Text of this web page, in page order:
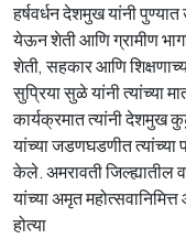
हर्षवर्धन देशमुख यांनी
येऊन शेती आणि ग्रामीण
शेती, सहकार आणि
सुप्रिया सुळे यांनी त्यांच्या
कार्यक्रमात त्यांनी देशमुख
यांच्या जडणघडणीत त्यांच्या
केले. अमरावती
यांच्या अमृत
होत्या